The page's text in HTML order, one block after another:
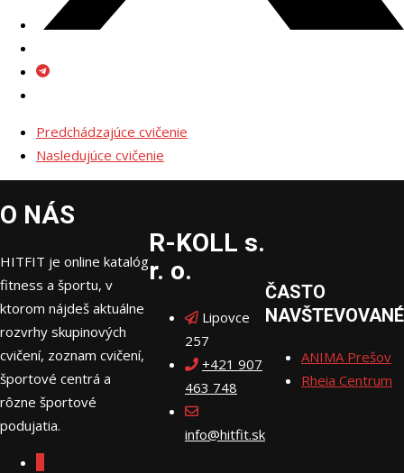
Predchádzajúce cvičenie
Nasledujúce cvičenie
O NÁS
HITFIT je online katalóg
fitness a športu, v
ktorom nájdeš aktuálne
rozvrhy skupinových
cvičení, zoznam cvičení,
športové centrá a
rôzne športové
podujatia.
R-KOLL s.
r. o.
Lipovce
257
+421 907
463 748
info@hitfit.sk
ČASTO
NAVŠTEVOVANÉ
ANIMA Prešov
Rheia Centrum